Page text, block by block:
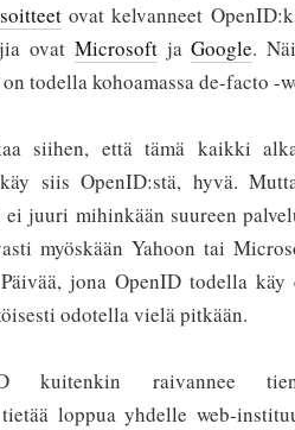
ovat kelvanneet
ovat MicrosoftjaGoogle.
todella kohoamassa de-facto -
siihen, että tämä kaikki
siis OpenID:stä, hyvä.
juuri mihinkään suureen
myöskään Yahoon tai
jona OpenID todella käy
odotella vielä pitkään.
kuitenkin raivannee
loppua yhdelle web-